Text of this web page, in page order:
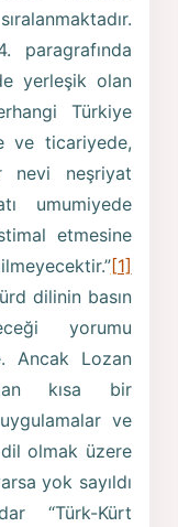
paragrafında
yerleşik olan
Türkiye
ve ticariyede,
nevi neşriyat
umumiyede
etmesine
[1]
dilinin basın
yorumu
Ancak Lozan
kısa bir
ve
olmak üzere
yok sayıldı
“Türk-Kürt